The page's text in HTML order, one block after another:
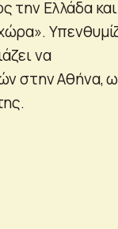
την Ελλάδα
να
στην Αθήνα,